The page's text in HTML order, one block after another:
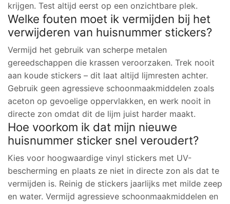
krijgen. Test altijd eerst op een onzichtbare plek.
Welke fouten moet ik vermijden bij het
verwijderen van huisnummer stickers?
Vermijd het gebruik van scherpe metalen
gereedschappen die krassen veroorzaken. Trek nooit
aan koude stickers – dit laat altijd lijmresten achter.
Gebruik geen agressieve schoonmaakmiddelen zoals
aceton op gevoelige oppervlakken, en werk nooit in
directe zon omdat dit de lijm juist harder maakt.
Hoe voorkom ik dat mijn nieuwe
huisnummer sticker snel veroudert?
Kies voor hoogwaardige vinyl stickers met UV-
bescherming en plaats ze niet in directe zon als dat te
vermijden is. Reinig de stickers jaarlijks met milde zeep
en water. Vermijd agressieve schoonmaakmiddelen en